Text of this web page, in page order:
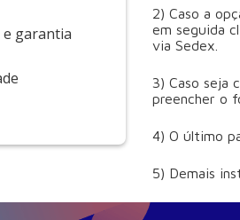
e garantia
2) Caso a
em seguida
via Sedex.
3) Caso seja
preencher o
4) O último
5) Demais